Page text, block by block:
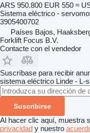
ARS 950.800 EUR 550 ≈
Sistema eléctrico -
3905400702
Países Bajos,
Forklift Focus B.V.
Contacte con el vendedor
Suscríbase para recibir
sistema eléctrico Linde - L-
Suscribirse
Al hacer clic aquí, muestra
privacidad y nuestro